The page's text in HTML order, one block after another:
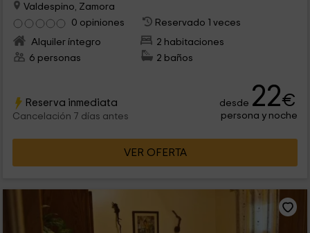
Valdespino, Zamora
0 opiniones
Reservado 1 veces
Alquiler íntegro
2 habitaciones
6 personas
2 baños
Reserva inmediata
Cancelación 7 días antes
desde 22€
persona y noche
VER OFERTA